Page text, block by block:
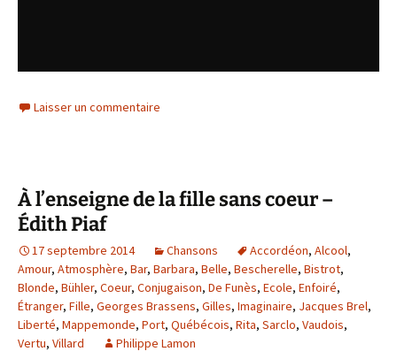
Laisser un commentaire
À l’enseigne de la fille sans coeur –
Édith Piaf
17 septembre 2014 Chansons Accordéon, Alcool,
Amour, Atmosphère, Bar, Barbara, Belle, Bescherelle, Bistrot,
Blonde, Bühler, Coeur, Conjugaison, De Funès, Ecole, Enfoiré,
Étranger, Fille, Georges Brassens, Gilles, Imaginaire, Jacques Brel,
Liberté, Mappemonde, Port, Québécois, Rita, Sarclo, Vaudois,
Vertu, Villard Philippe Lamon